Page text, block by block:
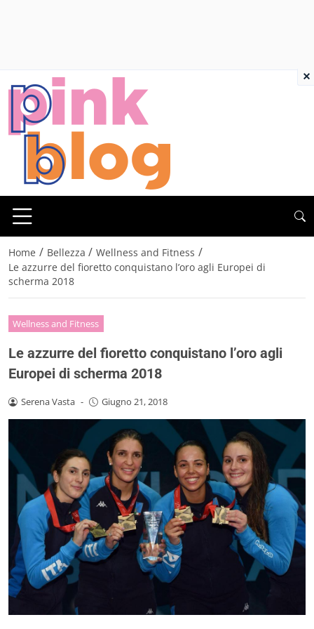
Home / Bellezza / Wellness and Fitness /
Le azzurre del fioretto conquistano l’oro agli Europei di
scherma 2018
Wellness and Fitness
Le azzurre del fioretto conquistano l’oro agli
Europei di scherma 2018
Serena Vasta - Giugno 21, 2018
×